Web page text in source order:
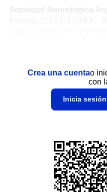
Sociedad Neurológica
Crea una cuentao
con
Inicia sesión